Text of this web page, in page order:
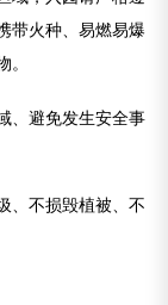
带火种、易燃易爆
、避免发生安全事
、不损毁植被、不